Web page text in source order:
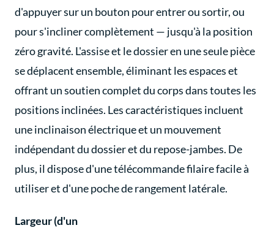
d'appuyer sur un bouton pour entrer ou sortir, ou
pour s'incliner complètement — jusqu'à la position
zéro gravité. L'assise et le dossier en une seule pièce
se déplacent ensemble, éliminant les espaces et
offrant un soutien complet du corps dans toutes les
positions inclinées. Les caractéristiques incluent
une inclinaison électrique et un mouvement
indépendant du dossier et du repose-jambes. De
plus, il dispose d'une télécommande filaire facile à
utiliser et d'une poche de rangement latérale.
Largeur (d'un